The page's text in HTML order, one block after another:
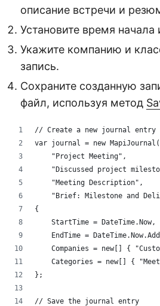
описание встречи и
Установите время начала
Укажите компанию и
запись.
Сохраните созданную
файл, используя метод
// Create a new journal entry
var journal = new MapiJournal(
    "Project Meeting",
"Discussed project
    "Meeting Description",
"Brief: Milestone and
{
    StartTime = DateTime.Now,
EndTime =
Companies = new[] {
Categories = new[] {
};
// Save the journal entry